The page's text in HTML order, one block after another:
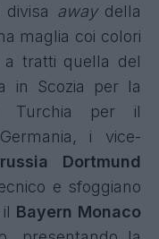
divisa away della
maglia coi colori
tratti quella del
in Scozia per la
Turchia per il
i vice-
Dortmund
e sfoggiano
Bayern Monaco